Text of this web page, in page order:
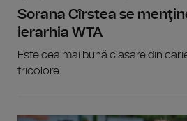
Sorana Cîrstea se
ierarhia WTA
Este cea mai bună clasare din
tricolore.